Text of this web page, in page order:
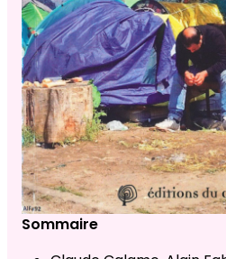
Sommaire